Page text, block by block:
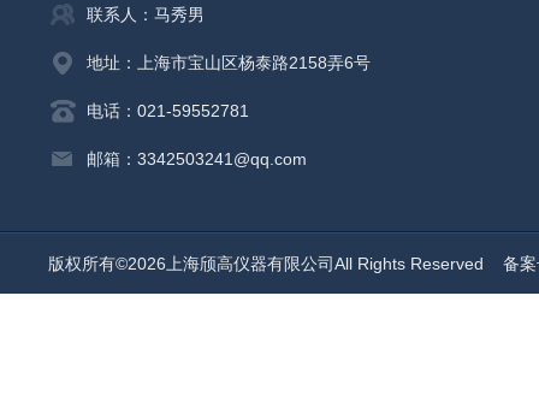
联系人：马秀男
地址：上海市宝山区杨泰路2158弄6号
电话：021-59552781
邮箱：3342503241@qq.com
版权所有©2026上海颀高仪器有限公司All Rights Reserved 备